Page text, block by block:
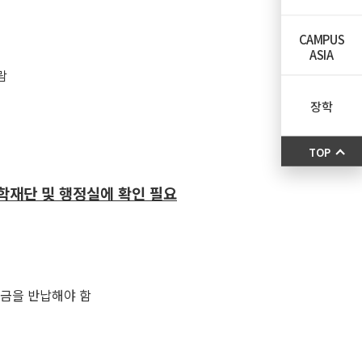
재단 및 행정실에 확인 필요
을 반납해야 함
CAMPUS
ASIA
장학
TOP